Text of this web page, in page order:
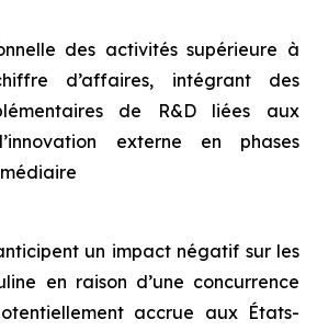
des activités supérieure à
d’affaires, intégrant des
de R&D liées aux
externe en phases
un impact négatif sur les
en raison d’une concurrence
accrue aux États-